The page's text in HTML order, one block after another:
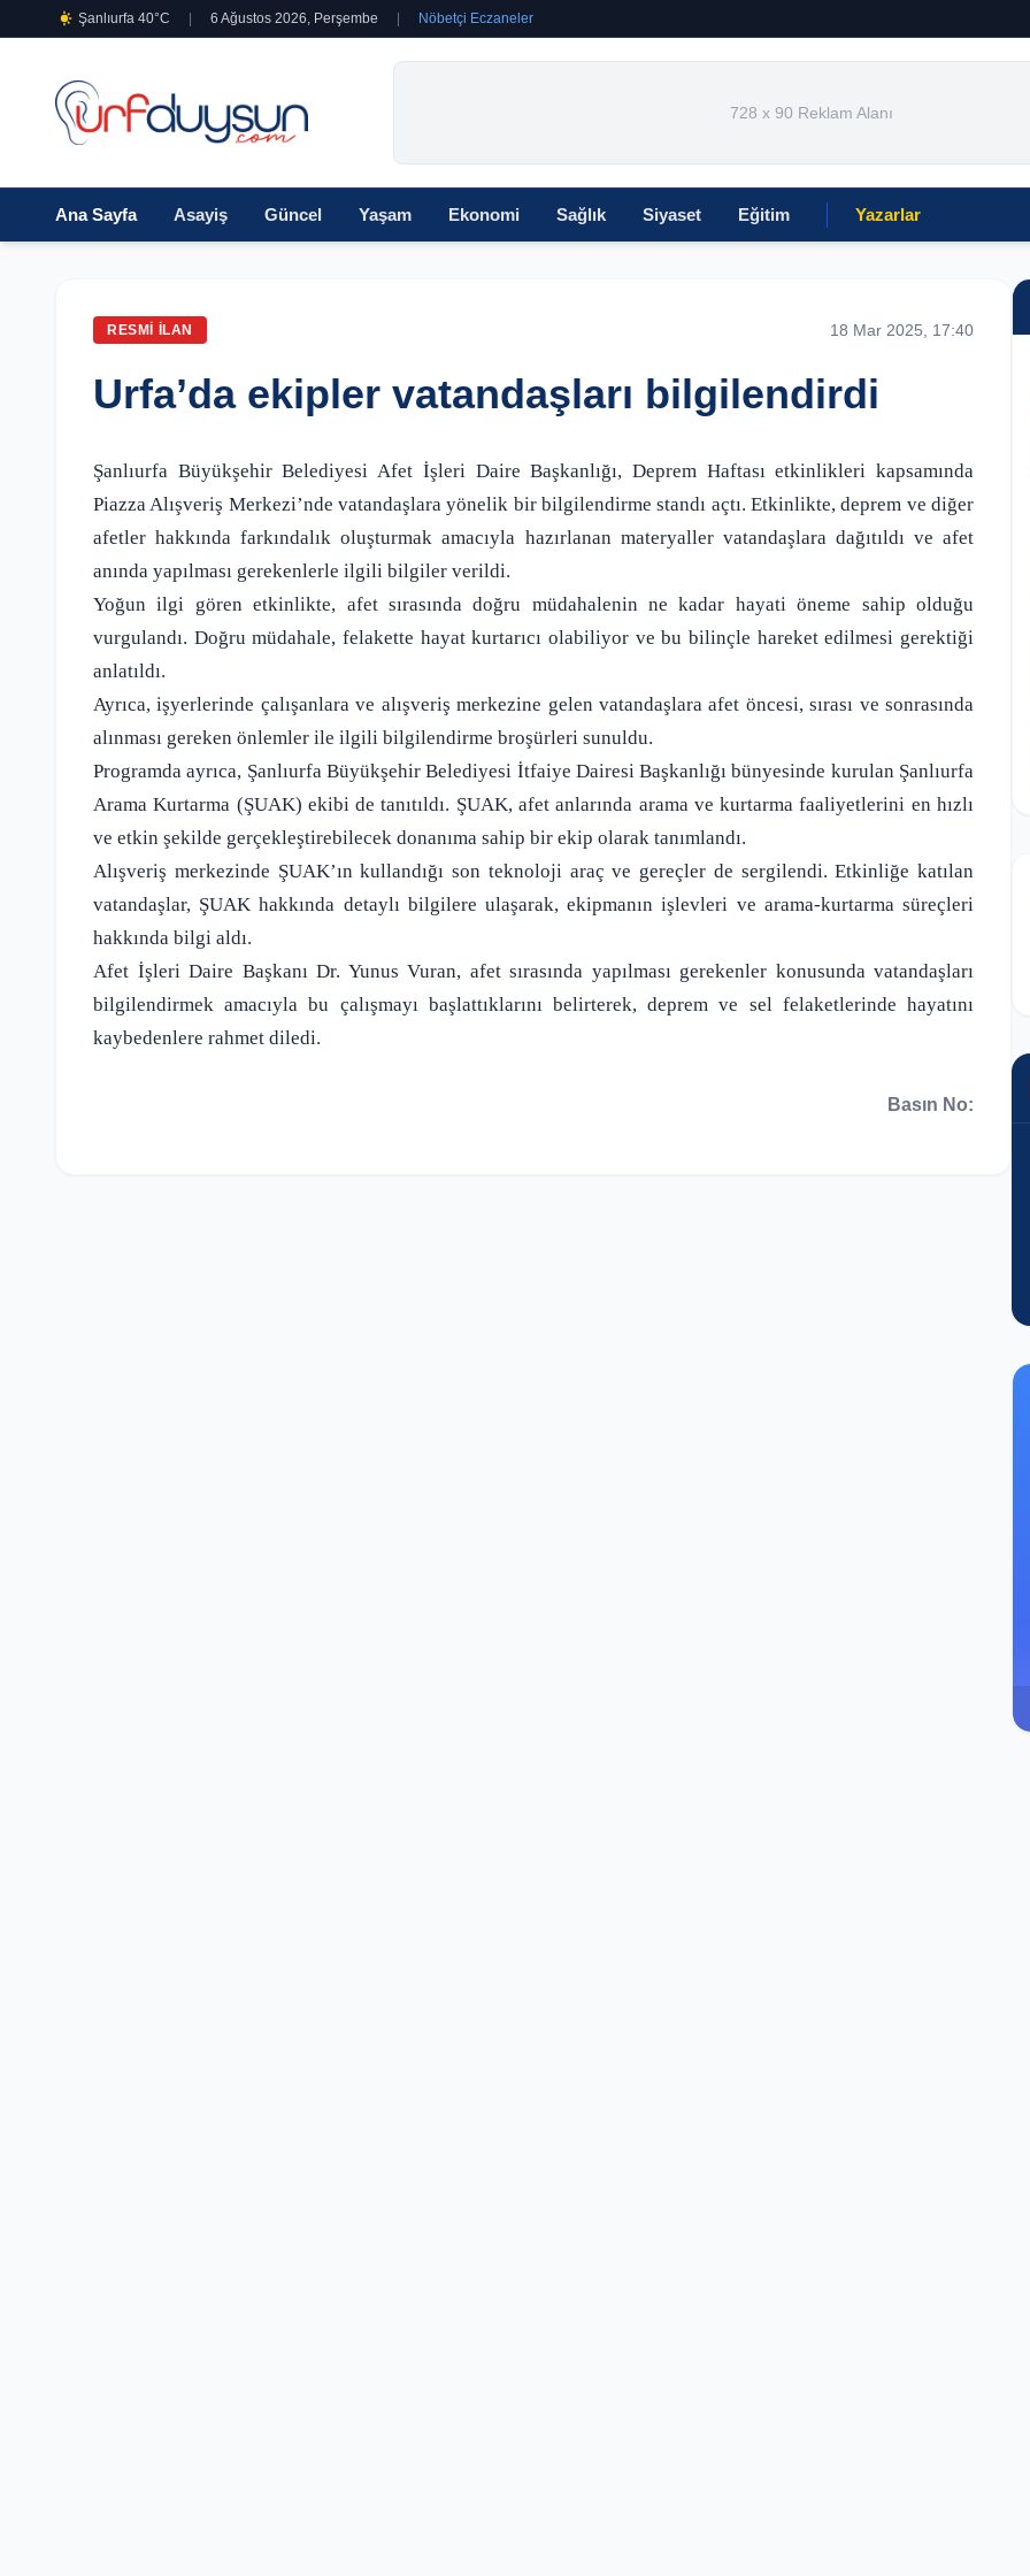
Şanlıurfa 40°C 6 Ağustos 2026, Perşembe Nöbetçi Eczaneler
728 x 90 Reklam Alanı
Ana Sayfa Asayiş Güncel Yaşam Ekonomi Sağlık Siyaset Eğitim Yazarlar
RESMI İLAN 18 Mar 2025, 17:40
Urfa’da ekipler vatandaşları bilgilendirdi
Şanlıurfa Büyükşehir Belediyesi Afet İşleri Daire Başkanlığı, Deprem Haftası etkinlikleri kapsamında
Piazza Alışveriş Merkezi’nde vatandaşlara yönelik bir bilgilendirme standı açtı. Etkinlikte, deprem ve diğer
afetler hakkında farkındalık oluşturmak amacıyla hazırlanan materyaller vatandaşlara dağıtıldı ve afet
anında yapılması gerekenlerle ilgili bilgiler verildi.
Yoğun ilgi gören etkinlikte, afet sırasında doğru müdahalenin ne kadar hayati öneme sahip olduğu
vurgulandı. Doğru müdahale, felakette hayat kurtarıcı olabiliyor ve bu bilinçle hareket edilmesi gerektiği
anlatıldı.
Ayrıca, işyerlerinde çalışanlara ve alışveriş merkezine gelen vatandaşlara afet öncesi, sırası ve sonrasında
alınması gereken önlemler ile ilgili bilgilendirme broşürleri sunuldu.
Programda ayrıca, Şanlıurfa Büyükşehir Belediyesi İtfaiye Dairesi Başkanlığı bünyesinde kurulan Şanlıurfa
Arama Kurtarma (ŞUAK) ekibi de tanıtıldı. ŞUAK, afet anlarında arama ve kurtarma faaliyetlerini en hızlı
ve etkin şekilde gerçekleştirebilecek donanıma sahip bir ekip olarak tanımlandı.
Alışveriş merkezinde ŞUAK’ın kullandığı son teknoloji araç ve gereçler de sergilendi. Etkinliğe katılan
vatandaşlar, ŞUAK hakkında detaylı bilgilere ulaşarak, ekipmanın işlevleri ve arama-kurtarma süreçleri
hakkında bilgi aldı.
Afet İşleri Daire Başkanı Dr. Yunus Vuran, afet sırasında yapılması gerekenler konusunda vatandaşları
bilgilendirmek amacıyla bu çalışmayı başlattıklarını belirterek, deprem ve sel felaketlerinde hayatını
kaybedenlere rahmet diledi.
Basın No: